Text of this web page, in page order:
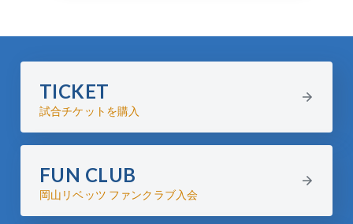
TICKET
試合チケットを購入
FUN CLUB
岡山リベッツ ファンクラブ入会